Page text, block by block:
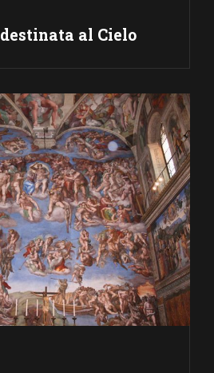
al Cielo